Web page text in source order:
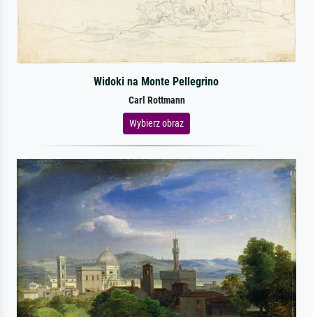
Widoki na Monte Pellegrino
Carl Rottmann
Wybierz obraz